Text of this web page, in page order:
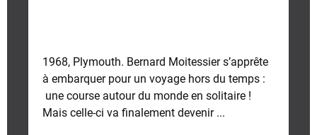
1968, Plymouth. Bernard Moitessier s’apprête
à embarquer pour un voyage hors du temps :
une course autour du monde en solitaire !
Mais celle-ci va finalement devenir ...